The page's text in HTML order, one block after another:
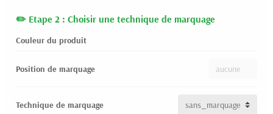
Etape 2 : Choisir une technique de marquage
Couleur du produit
Position de marquage
Technique de marquage